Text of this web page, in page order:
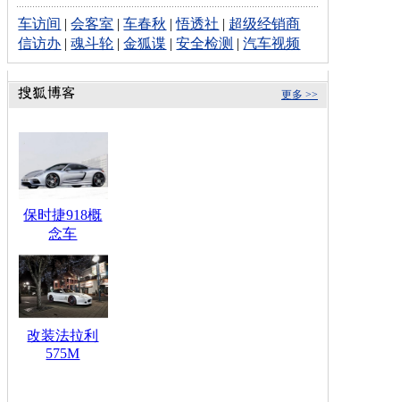
车访间 |会客室 |车春秋 |悟透社 | 超级经销商
信访办 |魂斗轮 |金狐谍 |安全检测 |汽车视频
更多 >>
保时捷918概
念车
改装法拉利
575M